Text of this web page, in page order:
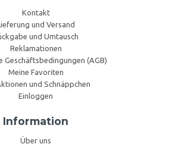
Kontakt
und Versand
und Umtausch
Reklamationen
Geschäftsbedingungen (AGB)
Meine Favoriten
und Schnäppchen
Einloggen
Information
Über uns